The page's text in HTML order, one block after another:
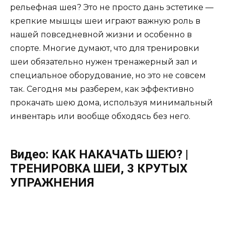
рельефная шея? Это не просто дань эстетике —
крепкие мышцы шеи играют важную роль в
нашей повседневной жизни и особенно в
спорте. Многие думают, что для тренировки
шеи обязательно нужен тренажерный зал и
специальное оборудование, но это не совсем
так. Сегодня мы разберем, как эффективно
прокачать шею дома, используя минимальный
инвентарь или вообще обходясь без него.
Видео: КАК НАКАЧАТЬ ШЕЮ? |
ТРЕНИРОВКА ШЕИ, 3 КРУТЫХ
УПРАЖНЕНИЯ